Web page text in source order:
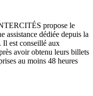
propose le
assistance dédiée depuis la
Il est conseillé aux
avoir obtenu leurs billets
au moins 48 heures